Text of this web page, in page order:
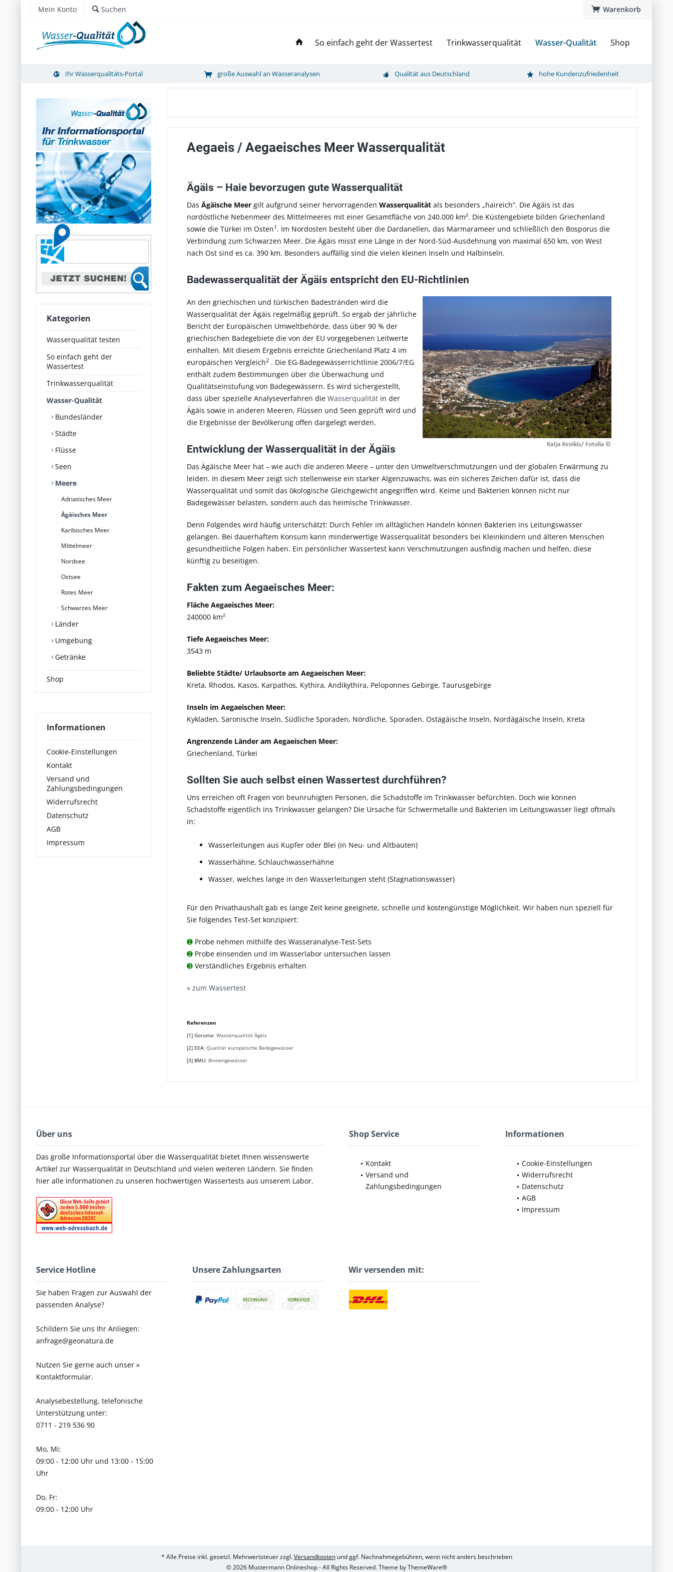
Warenkorb
Mein Konto Suchen
So einfach geht der Wassertest Trinkwasserqualität Wasser-Qualität Shop
Ihr Wasserqualitäts-Portal große Auswahl an Wasseranalysen Qualität aus Deutschland hohe Kundenzufriedenheit
Kategorien
Wasserqualität testen
So einfach geht der
Wassertest
Trinkwasserqualität
Wasser-Qualität
Bundesländer
Städte
Flüsse
Seen
Meere
Adriatisches Meer
Ägäisches Meer
Karibisches Meer
Mittelmeer
Nordsee
Ostsee
Rotes Meer
Schwarzes Meer
Länder
Umgebung
Getränke
Shop
Informationen
Cookie-Einstellungen
Kontakt
Versand und
Zahlungsbedingungen
Widerrufsrecht
Datenschutz
AGB
Impressum
Aegaeis / Aegaeisches Meer Wasserqualität
Ägäis – Haie bevorzugen gute Wasserqualität
Das Ägäische Meer gilt aufgrund seiner hervorragenden Wasserqualität als besonders „haireich“. Die Ägäis ist das
nordöstliche Nebenmeer des Mittelmeeres mit einer Gesamtfläche von 240.000 km². Die Küstengebiete bilden Griechenland
sowie die Türkei im Osten1 . Im Nordosten besteht über die Dardanellen, das Marmarameer und schließlich den Bosporus die
Verbindung zum Schwarzen Meer. Die Ägäis misst eine Länge in der Nord-Süd-Ausdehnung von maximal 650 km, von West
nach Ost sind es ca. 390 km. Besonders auffällig sind die vielen kleinen Inseln und Halbinseln.
Badewasserqualität der Ägäis entspricht den EU-Richtlinien
An den griechischen und türkischen Badestränden wird die
Wasserqualität der Ägäis regelmäßig geprüft. So ergab der jährliche
Bericht der Europäischen Umweltbehörde, dass über 90 % der
griechischen Badegebiete die von der EU vorgegebenen Leitwerte
einhalten. Mit diesem Ergebnis erreichte Griechenland Platz 4 im
europäischen Vergleich2 . Die EG-Badegewässerrichtlinie 2006/7/EG
enthält zudem Bestimmungen über die Überwachung und
Qualitätseinstufung von Badegewässern. Es wird sichergestellt,
dass über spezielle Analyseverfahren die Wasserqualität in der
Ägäis sowie in anderen Meeren, Flüssen und Seen geprüft wird und
die Ergebnisse der Bevölkerung offen dargelegt werden.
Entwicklung der Wasserqualität in der Ägäis
Das Ägäische Meer hat – wie auch die anderen Meere – unter den Umweltverschmutzungen und der globalen Erwärmung zu
leiden. In diesem Meer zeigt sich stellenweise ein starker Algenzuwachs, was ein sicheres Zeichen dafür ist, dass die
Wasserqualität und somit das ökologische Gleichgewicht angegriffen wird. Keime und Bakterien können nicht nur
Badegewässer belasten, sondern auch das heimische Trinkwasser.
Denn Folgendes wird häufig unterschätzt: Durch Fehler im alltäglichen Handeln können Bakterien ins Leitungswasser
gelangen. Bei dauerhaftem Konsum kann minderwertige Wasserqualität besonders bei Kleinkindern und älteren Menschen
gesundheitliche Folgen haben. Ein persönlicher Wassertest kann Verschmutzungen ausfindig machen und helfen, diese
künftig zu beseitigen.
Fakten zum Aegaeisches Meer:
Fläche Aegaeisches Meer:
240000 km²
Tiefe Aegaeisches Meer:
3543 m
Beliebte Städte/ Urlaubsorte am Aegaeischen Meer:
Kreta, Rhodos, Kasos, Karpathos, Kythira, Andikythira, Peloponnes Gebirge, Taurusgebirge
Inseln im Aegaeischen Meer:
Kykladen, Saronische Inseln, Südliche Sporaden, Nördliche, Sporaden, Ostägäische Inseln, Nordägäische Inseln, Kreta
Angrenzende Länder am Aegaeischen Meer:
Griechenland, Türkei
Sollten Sie auch selbst einen Wassertest durchführen?
Uns erreichen oft Fragen von beunruhigten Personen, die Schadstoffe im Trinkwasser befürchten. Doch wie können
Schadstoffe eigentlich ins Trinkwasser gelangen? Die Ursache für Schwermetalle und Bakterien im Leitungswasser liegt oftmals
in:
Wasserleitungen aus Kupfer oder Blei (in Neu- und Altbauten)
Wasserhähne, Schlauchwasserhähne
Wasser, welches lange in den Wasserleitungen steht (Stagnationswasser)
Für den Privathaushalt gab es lange Zeit keine geeignete, schnelle und kostengünstige Möglichkeit. Wir haben nun speziell für
Sie folgendes Test-Set konzipiert:
➊ Probe nehmen mithilfe des Wasseranalyse-Test-Sets
➋ Probe einsenden und im Wasserlabor untersuchen lassen
➌ Verständliches Ergebnis erhalten
» zum Wassertest
Referenzen
[1] Goruma: Wasserqualität Ägäis
[2] EEA: Qualität europäische Badegewässer
[3] BMU: Binnengewässer
Über uns
Das große Informationsportal über die Wasserqualität bietet Ihnen wissenswerte
Artikel zur Wasserqualität in Deutschland und vielen weiteren Ländern. Sie finden
hier alle Informationen zu unseren hochwertigen Wassertests aus unserem Labor.
Shop Service
Kontakt
Versand und
Zahlungsbedingungen
Informationen
Cookie-Einstellungen
Widerrufsrecht
Datenschutz
AGB
Impressum
Service Hotline
Sie haben Fragen zur Auswahl der
passenden Analyse?
Schildern Sie uns Ihr Anliegen:
anfrage@geonatura.de
Nutzen Sie gerne auch unser »
Kontaktformular.
Analysebestellung, telefonische
Unterstützung unter:
0711 - 219 536 90
Mo, Mi:
09:00 - 12:00 Uhr und 13:00 - 15:00
Uhr
Do, Fr:
09:00 - 12:00 Uhr
Unsere Zahlungsarten Wir versenden mit:
* Alle Preise inkl. gesetzl. Mehrwertsteuer zzgl.Versandkostenund ggf. Nachnahmegebühren, wenn nicht anders beschrieben
© 2026 Mustermann Onlineshop - All Rights Reserved. Theme byThemeWare®